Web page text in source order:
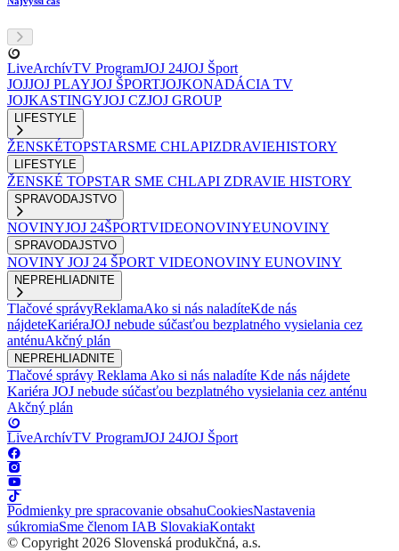
LiveArchívTV ProgramJOJ 24JOJ Šport
JOJJOJ PLAYJOJ ŠPORTJOJKONADÁCIA TV
JOJKASTINGYJOJ CZJOJ GROUP
LIFESTYLE
ŽENSKÉTOPSTARSME CHLAPIZDRAVIEHISTORY
LIFESTYLE
ŽENSKÉ TOPSTAR SME CHLAPI ZDRAVIE HISTORY
SPRAVODAJSTVO
NOVINYJOJ 24ŠPORTVIDEONOVINYEUNOVINY
SPRAVODAJSTVO
NOVINY JOJ 24 ŠPORT VIDEONOVINY EUNOVINY
NEPREHLIADNITE
Tlačové správyReklamaAko si nás naladíteKde nás
nájdeteKariéraJOJ nebude súčasťou bezplatného vysielania cez
anténuAkčný plán
NEPREHLIADNITE
Tlačové správy Reklama Ako si nás naladíte Kde nás nájdete
Kariéra JOJ nebude súčasťou bezplatného vysielania cez anténu
Akčný plán
LiveArchívTV ProgramJOJ 24JOJ Šport
Podmienky pre spracovanie obsahuCookiesNastavenia
súkromiaSme členom IAB SlovakiaKontakt
© Copyright 2026 Slovenská produkčná, a.s.